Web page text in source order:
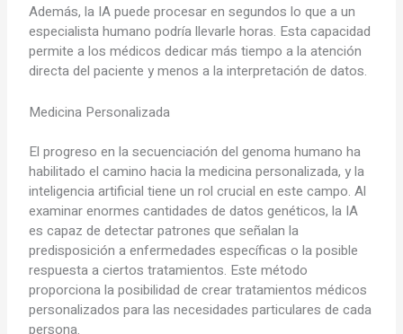
Además, la IA puede procesar en segundos lo que a un
especialista humano podría llevarle horas. Esta capacidad
permite a los médicos dedicar más tiempo a la atención
directa del paciente y menos a la interpretación de datos.
Medicina Personalizada
El progreso en la secuenciación del genoma humano ha
habilitado el camino hacia la medicina personalizada, y la
inteligencia artificial tiene un rol crucial en este campo. Al
examinar enormes cantidades de datos genéticos, la IA
es capaz de detectar patrones que señalan la
predisposición a enfermedades específicas o la posible
respuesta a ciertos tratamientos. Este método
proporciona la posibilidad de crear tratamientos médicos
personalizados para las necesidades particulares de cada
persona.